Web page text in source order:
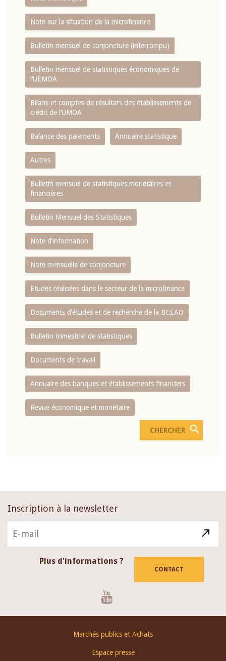
Note sur la situation de la microfinance
Bulletin mensuel de conjoncture (interrompu)
Bulletin mensuel de statistiques économiques de
l‘UEMOA
Bilans et comptes de résultats des établissements de
crédit de l‘UMOA
Balance des paiements Annuaire statistique
Autres
Bulletin mensuel de statistiques monétaires et
financières
Bulletin Mensuel des Statistiques
Note d’information
Note mensuelle de conjoncture
Etudes réalisées dans le secteur de la microfinance
Documents d’études et de recherche de la BCEAO
Bulletin trimestriel de statistiques
Documents de travail
Annuaire des banques et établissements financiers
Revue économique et monétaire
Inscription à la newsletter
Plus d'informations ?
CONTACT
Marchés publics et Achats
Espace presse